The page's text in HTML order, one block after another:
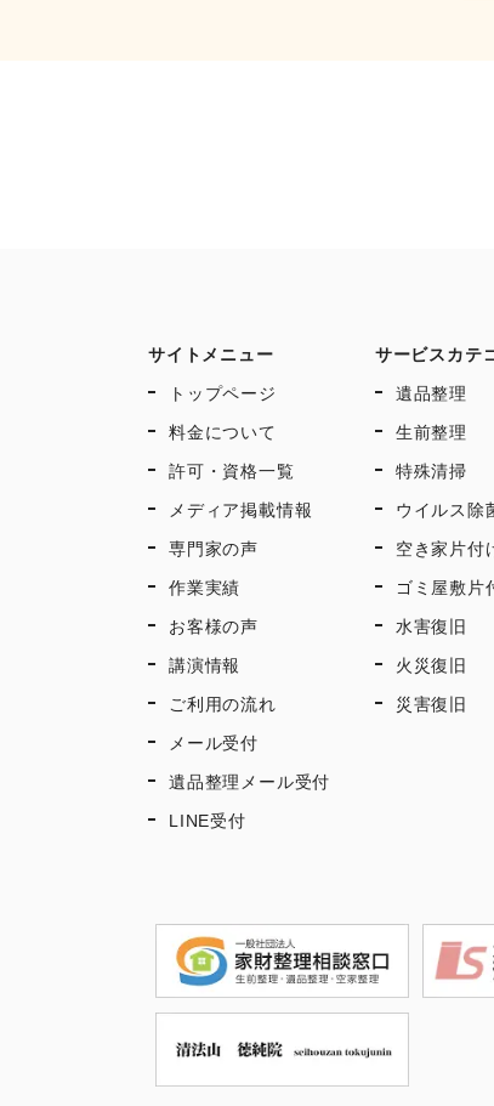
サイトメニュー
トップページ
料金について
許可・資格一覧
メディア掲載情報
専門家の声
作業実績
お客様の声
講演情報
ご利用の流れ
メール受付
遺品整理メール受付
LINE受付
サービスカテ
遺品整理
生前整理
特殊清掃
ウイルス除
空き家片付
ゴミ屋敷片
水害復旧
火災復旧
災害復旧